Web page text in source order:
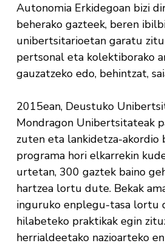
Autonomia Erkidegoan bizi
beherako gazteek, beren
unibertsitarioetan garatu
pertsonal eta kolektiborako
gauzatzeko edo, behintzat,
2015ean, Deustuko
Mondragon Unibertsitateak
zuten eta lankidetza-akordio
programa hori elkarrekin
urtetan, 300 gaztek baino
hartzea lortu dute. Bekak
inguruko enplegu-tasa lortu
hilabeteko praktikak egin
herrialdeetako nazioarteko